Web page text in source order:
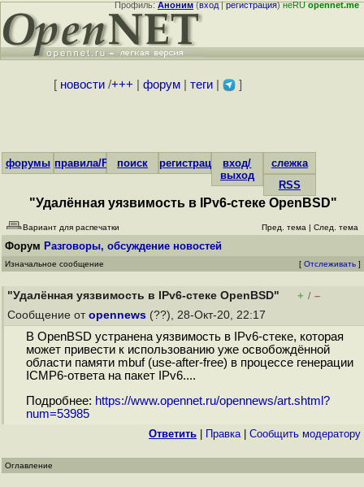
Профиль:Аноним(вход|регистрация)неRUopennet.me
[ новости/+++ форум| теги| ]
форумы правила/FAQпоиск регистрациявход/
выход
слежка
RSS
"Удалённая уязвимость в IPv6-стеке OpenBSD"
Вариант для распечатки Пред. тема | След. тема
Форум Разговоры, обсуждение новостей
Изначальное сообщение [ Отслеживать ]
"Удалённая уязвимость в IPv6-стеке OpenBSD" + / –
Сообщение от opennews (??), 28-Окт-20, 22:17
В OpenBSD устранена уязвимость в IPv6-стеке, которая
может привести к использованию уже освобождённой
области памяти mbuf (use-after-free) в процессе генерации
ICMP6-ответа на пакет IPv6....
Подробнее: https://www.opennet.ru/opennews/art.shtml?
num=53985
Ответить Правка| Cообщить модератору
Оглавление